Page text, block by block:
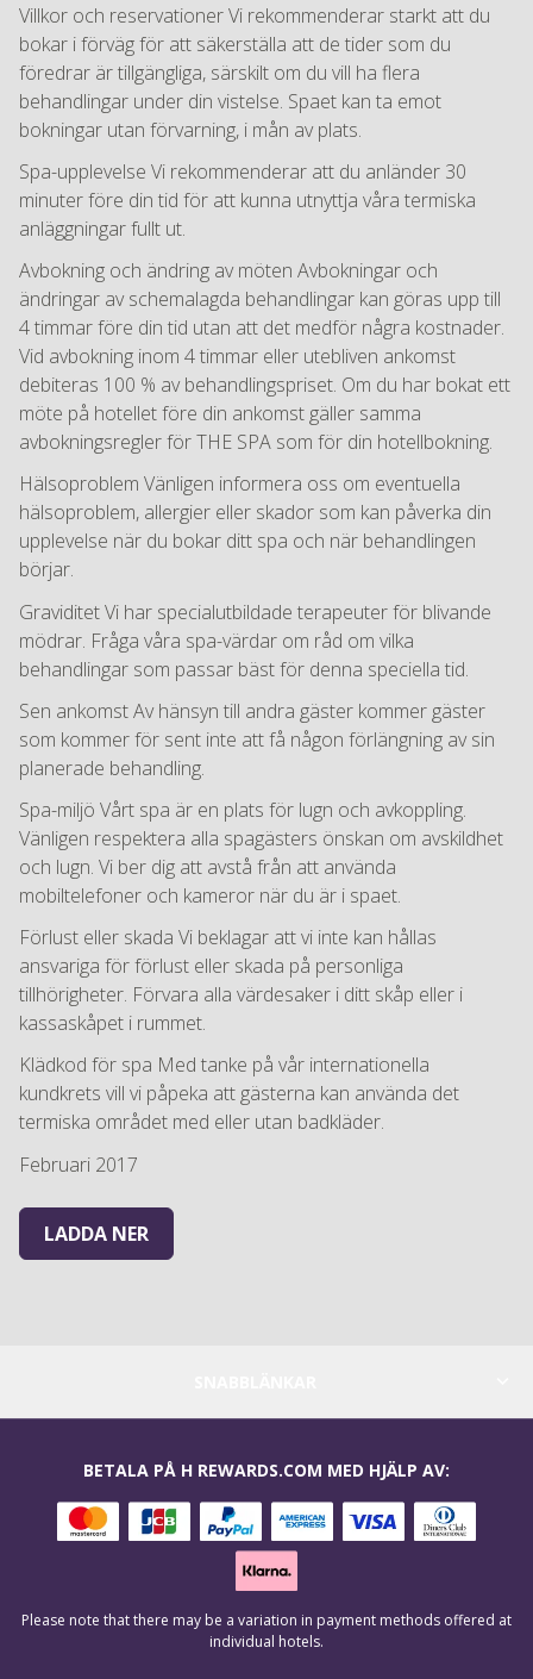
Villkor och reservationer Vi rekommenderar starkt att du
bokar i förväg för att säkerställa att de tider som du
föredrar är tillgängliga, särskilt om du vill ha flera
behandlingar under din vistelse. Spaet kan ta emot
bokningar utan förvarning, i mån av plats.
Spa-upplevelse Vi rekommenderar att du anländer 30
minuter före din tid för att kunna utnyttja våra termiska
anläggningar fullt ut.
Avbokning och ändring av möten Avbokningar och
ändringar av schemalagda behandlingar kan göras upp till
4 timmar före din tid utan att det medför några kostnader.
Vid avbokning inom 4 timmar eller utebliven ankomst
debiteras 100 % av behandlingspriset. Om du har bokat ett
möte på hotellet före din ankomst gäller samma
avbokningsregler för THE SPA som för din hotellbokning.
Hälsoproblem Vänligen informera oss om eventuella
hälsoproblem, allergier eller skador som kan påverka din
upplevelse när du bokar ditt spa och när behandlingen
börjar.
Graviditet Vi har specialutbildade terapeuter för blivande
mödrar. Fråga våra spa-värdar om råd om vilka
behandlingar som passar bäst för denna speciella tid.
Sen ankomst Av hänsyn till andra gäster kommer gäster
som kommer för sent inte att få någon förlängning av sin
planerade behandling.
Spa-miljö Vårt spa är en plats för lugn och avkoppling.
Vänligen respektera alla spagästers önskan om avskildhet
och lugn. Vi ber dig att avstå från att använda
mobiltelefoner och kameror när du är i spaet.
Förlust eller skada Vi beklagar att vi inte kan hållas
ansvariga för förlust eller skada på personliga
tillhörigheter. Förvara alla värdesaker i ditt skåp eller i
kassaskåpet i rummet.
Klädkod för spa Med tanke på vår internationella
kundkrets vill vi påpeka att gästerna kan använda det
termiska området med eller utan badkläder.
Februari 2017
LADDA NER
BETALA PÅ H REWARDS.COM MED HJÄLP AV:
Please note that there may be a variation in payment methods offered at
individual hotels.